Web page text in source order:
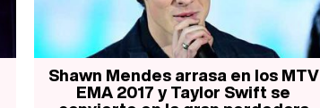
Shawn Mendes arrasa en los MTV
EMA 2017 y Taylor Swift se